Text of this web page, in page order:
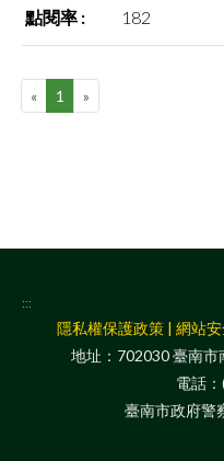
182
« 1 »
:::
隱私權保護政策 | 網站
地址：702030 臺南市
電話
臺南市政府警